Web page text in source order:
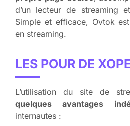
d’un lecteur de streaming
Simple et efficace, Ovtok
en streaming.
LES POUR DE
L’utilisation du site de
quelques avantages
internautes :